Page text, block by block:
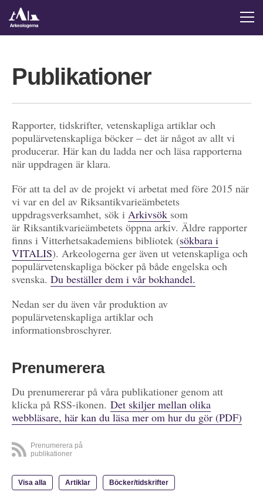
Publikationer
Rapporter, tidskrifter, vetenskapliga artiklar och
populärvetenskapliga böcker – det är något av allt vi
producerar. Här kan du ladda ner och läsa rapporterna
när uppdragen är klara.
För att ta del av de projekt vi arbetat med före 2015 när
vi var en del av Riksantikvarieämbetets
uppdragsverksamhet, sök i Arkivsök som
är Riksantikvarieämbetets öppna arkiv. Äldre rapporter
finns i Vitterhetsakademiens bibliotek (sökbara i
VITALIS). Arkeologerna ger även ut vetenskapliga och
populärvetenskapliga böcker på både engelska och
svenska. Du beställer dem i vår bokhandel.
Nedan ser du även vår produktion av
populärvetenskapliga artiklar och
informationsbroschyrer.
Prenumerera
Du prenumererar på våra publikationer genom att
klicka på RSS-ikonen. Det skiljer mellan olika
webbläsare, här kan du läsa mer om hur du gör (PDF)
Prenumerera på
publikationer
Visa alla Artiklar Böcker/tidskrifter